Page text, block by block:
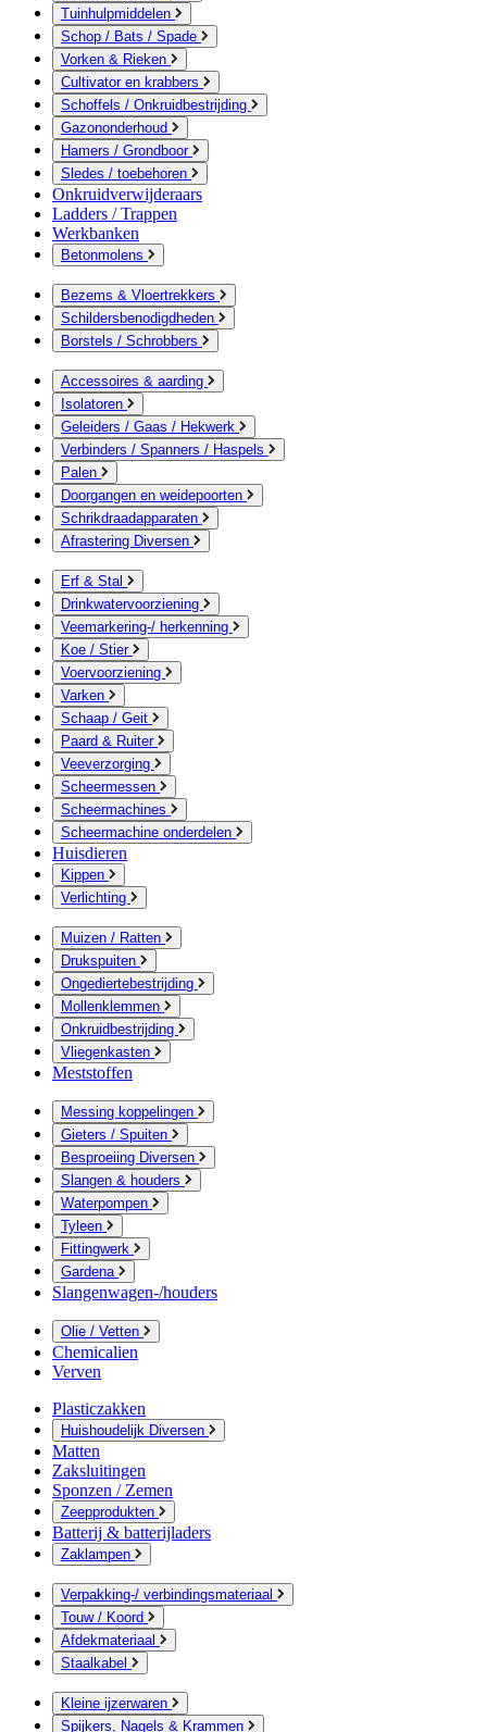
Tuinhulpmiddelen
Schop / Bats / Spade
Vorken & Rieken
Cultivator en krabbers
Schoffels / Onkruidbestrijding
Gazononderhoud
Hamers / Grondboor
Sledes / toebehoren
Onkruidverwijderaars
Ladders / Trappen
Werkbanken
Betonmolens
Bezems & Vloertrekkers
Schildersbenodigdheden
Borstels / Schrobbers
Accessoires & aarding
Isolatoren
Geleiders / Gaas / Hekwerk
Verbinders / Spanners / Haspels
Palen
Doorgangen en weidepoorten
Schrikdraadapparaten
Afrastering Diversen
Erf & Stal
Drinkwatervoorziening
Veemarkering-/ herkenning
Koe / Stier
Voervoorziening
Varken
Schaap / Geit
Paard & Ruiter
Veeverzorging
Scheermessen
Scheermachines
Scheermachine onderdelen
Huisdieren
Kippen
Verlichting
Muizen / Ratten
Drukspuiten
Ongediertebestrijding
Mollenklemmen
Onkruidbestrijding
Vliegenkasten
Meststoffen
Messing koppelingen
Gieters / Spuiten
Besproeiing Diversen
Slangen & houders
Waterpompen
Tyleen
Fittingwerk
Gardena
Slangenwagen-/houders
Olie / Vetten
Chemicalien
Verven
Plasticzakken
Huishoudelijk Diversen
Matten
Zaksluitingen
Sponzen / Zemen
Zeepprodukten
Batterij & batterijladers
Zaklampen
Verpakking-/ verbindingsmateriaal
Touw / Koord
Afdekmateriaal
Staalkabel
Kleine ijzerwaren
Spijkers, Nagels & Krammen